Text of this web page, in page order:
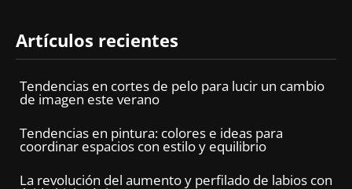
Artículos recientes
Tendencias en cortes de pelo para lucir un cambio
de imagen este verano
Tendencias en pintura: colores e ideas para
coordinar espacios con estilo y equilibrio
La revolución del aumento y perfilado de labios con